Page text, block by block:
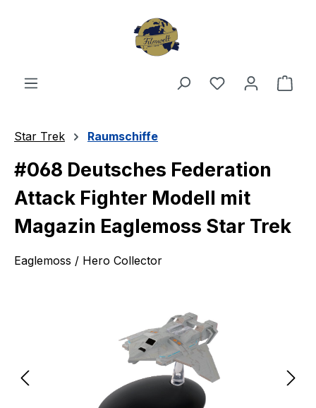
Du hast 0
Star Trek Raumschiffe
#068 Deutsches Federation
Attack Fighter Modell mit
Magazin Eaglemoss Star Trek
Eaglemoss / Hero Collector